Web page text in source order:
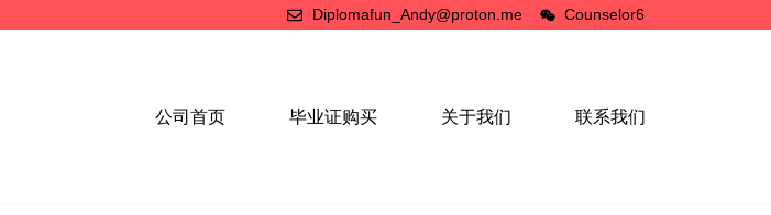
Diplomafun_Andy@proton.me Counselor6
公司首页 毕业证购买 关于我们 联系我们